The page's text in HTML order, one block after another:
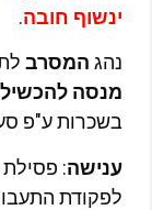
חובה.
המסרבלתת
להכשילאת
ע"פ סעיף 62(3) לפקודת התעבורה.
התעבורה